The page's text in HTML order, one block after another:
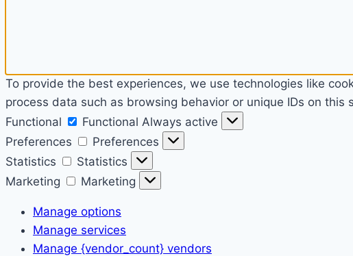
To provide the best experiences, we use technologies like
process data such as browsing behavior or unique IDs on
Functional
Functional Always active
Preferences
Preferences
Statistics
Statistics
Marketing
Marketing
Manage options
Manage services
Manage {vendor_count} vendors